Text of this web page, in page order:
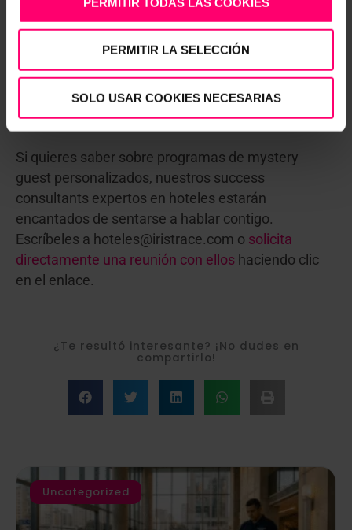
PERMITIR LA SELECCIÓN
SOLO USAR COOKIES NECESARIAS
garantizan un buen servicio. El
que el cliente de un hotel espera. Esto es lo que
marca la diferencia y proporciona la tan buscada
experiencia de cliente memorable. La clave en la
fidelización del futuro.
Si quieres saber sobre programas de mystery
guest personalizados, nuestros success
consultants expertos en hoteles estarán
encantados de sentarse a hablar contigo.
Escríbeles a hoteles@iristrace.com o solicita
directamente una reunión con ellos haciendo clic
en el enlace.
¿Te resultó interesante? ¡No dudes en
compartirlo!
Uncategorized